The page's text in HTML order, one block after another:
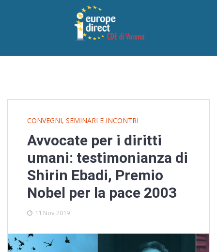
CONVEGNI, SEMINARI E INCONTRI
Avvocate per i diritti
umani: testimonianza di
Shirin Ebadi, Premio
Nobel per la pace 2003
11 Nov 2019